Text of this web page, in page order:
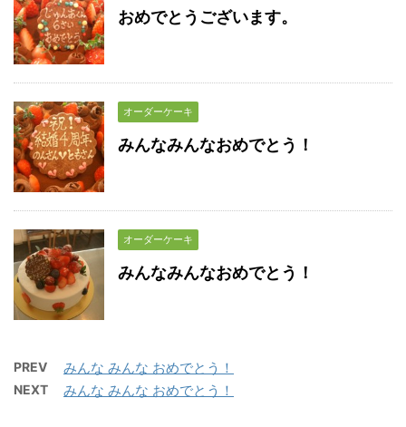
おめでとうございます。
オーダーケーキ
みんなみんなおめでとう！
オーダーケーキ
みんなみんなおめでとう！
PREV みんな みんな おめでとう！
NEXT みんな みんな おめでとう！